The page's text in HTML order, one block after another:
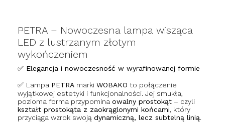
PETRA – Nowoczesna lampa wisząca
LED z lustrzanym złotym
wykończeniem
✅ Elegancja i nowoczesność w wyrafinowanej formie
✅ Lampa PETRA marki WOBAKO to połączenie
wyjątkowej estetyki i funkcjonalności. Jej smukła,
pozioma forma przypomina owalny prostokąt – czyli
kształt prostokąta z zaokrąglonymi końcami, który
przyciąga wzrok swoją dynamiczną, lecz subtelną linią.